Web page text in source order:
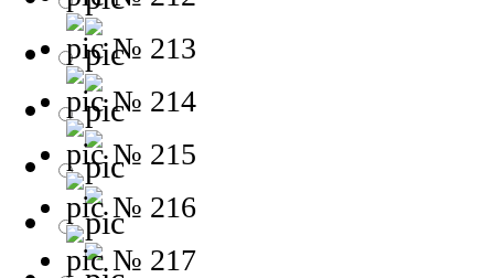
№ 213
№ 214
№ 215
№ 216
№ 217